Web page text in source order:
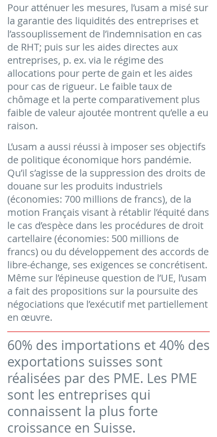
Pour atténuer les mesures, l’usam a misé sur
la garantie des liquidités des entreprises et
l’assouplissement de l’indemnisation en cas
de RHT; puis sur les aides directes aux
entreprises, p. ex. via le régime des
allocations pour perte de gain et les aides
pour cas de rigueur. Le faible taux de
chômage et la perte comparativement plus
faible de valeur ajoutée montrent qu’elle a eu
raison.
L’usam a aussi réussi à imposer ses objectifs
de politique économique hors pandémie.
Qu’il s’agisse de la suppression des droits de
douane sur les produits industriels
(économies: 700 millions de francs), de la
motion Français visant à rétablir l’équité dans
le cas d’espèce dans les procédures de droit
cartellaire (économies: 500 millions de
francs) ou du développement des accords de
libre-échange, ses exigences se concrétisent.
Même sur l’épineuse question de l’UE, l’usam
a fait des propositions sur la poursuite des
négociations que l’exécutif met partiellement
en œuvre.
60% des importations et 40% des
exportations suisses sont
réalisées par des PME. Les PME
sont les entreprises qui
connaissent la plus forte
croissance en Suisse.